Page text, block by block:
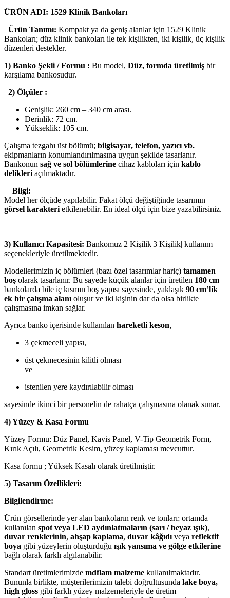
ÜRÜN ADI: 1529 Klinik Bankoları
Ürün Tanımı: Kompakt ya da geniş alanlar için 1529 Klinik
Bankoları; düz klinik bankoları ile tek kişilikten, iki kişilik, üç kişilik
düzenleri destekler.
1) Banko Şekli / Formu : Bu model, Düz, formda üretilmiş bir
karşılama bankosudur.
2) Ölçüler :
Genişlik: 260 cm – 340 cm arası.
Derinlik: 72 cm.
Yükseklik: 105 cm.
Çalışma tezgahı üst bölümü; bilgisayar, telefon, yazıcı vb.
ekipmanların konumlandırılmasına uygun şekilde tasarlanır.
Bankonun sağ ve sol bölümlerine cihaz kabloları için kablo
delikleri açılmaktadır.
Bilgi:
Model her ölçüde yapılabilir. Fakat ölçü değiştiğinde tasarımın
görsel karakteri etkilenebilir. En ideal ölçü için bize yazabilirsiniz.
3) Kullanıcı Kapasitesi: Bankomuz 2 Kişilik|3 Kişilik| kullanım
seçenekleriyle üretilmektedir.
Modellerimizin iç bölümleri (bazı özel tasarımlar hariç) tamamen
boş olarak tasarlanır. Bu sayede küçük alanlar için üretilen 180 cm
bankolarda bile iç kısmın boş yapısı sayesinde, yaklaşık 90 cm’lik
ek bir çalışma alanı oluşur ve iki kişinin dar da olsa birlikte
çalışmasına imkan sağlar.
Ayrıca banko içerisinde kullanılan hareketli keson,
3 çekmeceli yapısı,
üst çekmecesinin kilitli olması
ve
istenilen yere kaydırılabilir olması
sayesinde ikinci bir personelin de rahatça çalışmasına olanak sunar.
4) Yüzey & Kasa Formu
Yüzey Formu: Düz Panel, Kavis Panel, V-Tip Geometrik Form,
Kırık Açılı, Geometrik Kesim, yüzey kaplaması mevcuttur.
Kasa formu ; Yüksek Kasalı olarak üretilmiştir.
5) Tasarım Özellikleri:
Bilgilendirme:
Ürün görsellerinde yer alan bankoların renk ve tonları; ortamda
kullanılan spot veya LED aydınlatmaların (sarı / beyaz ışık),
duvar renklerinin, ahşap kaplama, duvar kâğıdı veya reflektif
boya gibi yüzeylerin oluşturduğu ışık yansıma ve gölge etkilerine
bağlı olarak farklı algılanabilir.
Standart üretimlerimizde mdflam malzeme kullanılmaktadır.
Bununla birlikte, müşterilerimizin talebi doğrultusunda lake boya,
high gloss gibi farklı yüzey malzemeleriyle de üretim